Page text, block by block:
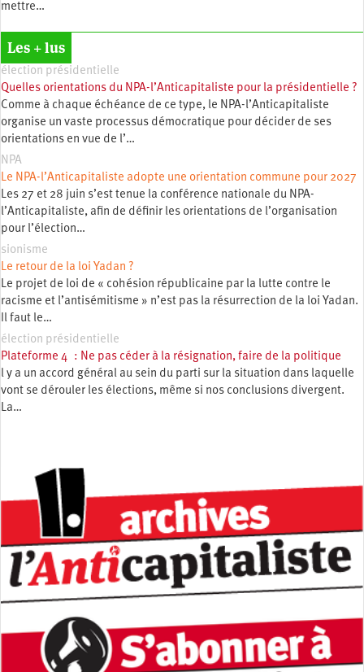
mettre…
Les + lus
élection présidentielle
Quelles orientations du NPA-l’Anticapitaliste pour la présidentielle ?
Comme à chaque échéance de ce type, le NPA-l’Anticapitaliste
organise un vaste processus démocratique pour décider de ses
orientations en vue de l’…
NPA
Le NPA-l’Anticapitaliste adopte une orientation commune pour 2027
Les 27 et 28 juin s’est tenue la conférence nationale du NPA-
l’Anticapitaliste, afin de définir les orientations de l’organisation
pour l’élection…
sionisme
Le retour de la loi Yadan ?
Le projet de loi de « cohésion républicaine par la lutte contre le
racisme et l’antisémitisme » n’est pas la résurrection de la loi Yadan.
Il faut le…
élection présidentielle
Plateforme 4 : Ne pas céder à la résignation, faire de la politique
l y a un accord général au sein du parti sur la situation dans laquelle
vont se dérouler les élections, même si nos conclusions divergent.
La…